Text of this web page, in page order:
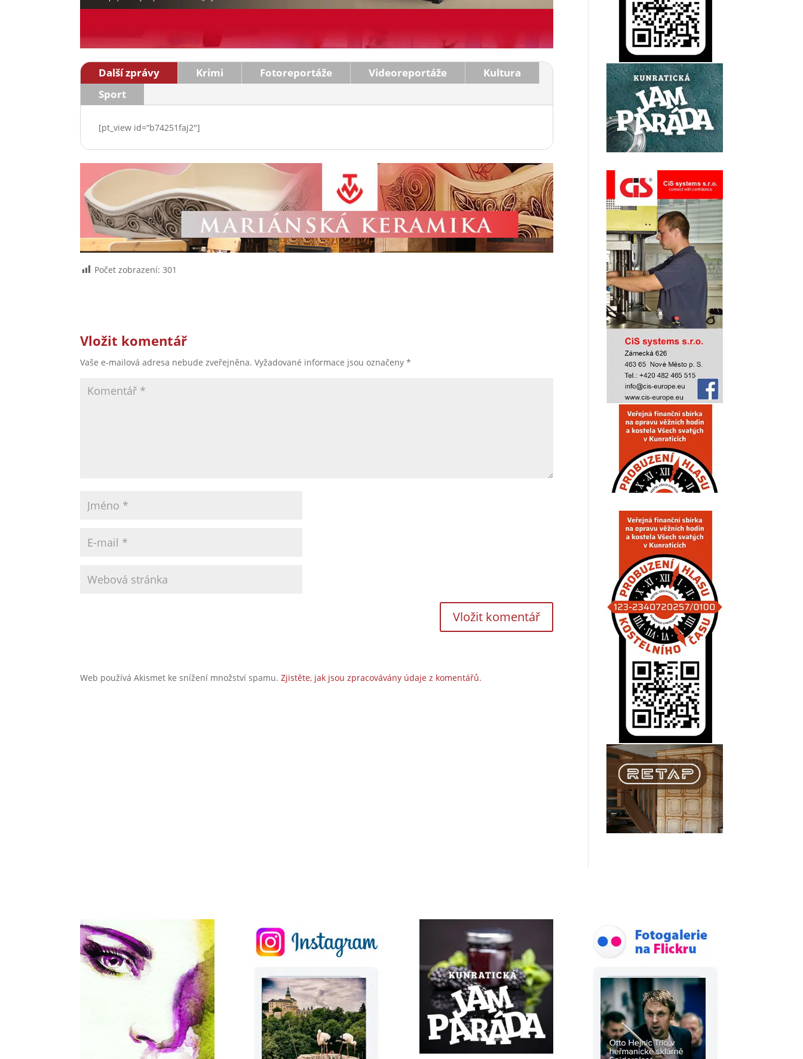
Další zprávy Krimi Fotoreportáže Videoreportáže
Kultura
Sport
[pt_view id=“b74251faj2″]
Počet zobrazení: 301
Vložit komentář
Vaše e-mailová adresa nebude zveřejněna. Vyžadované informace jsou označeny*
Web používá Akismet ke snížení množství spamu.Zjistěte, jak jsou zpracovávány údaje z komentářů.